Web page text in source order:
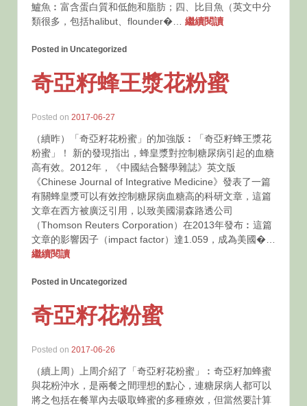
鱸魚︰富含蛋白質和低飽和脂肪；四、比目魚（英文中分
類很多，包括halibut、flounder�… 繼續閱讀
Posted in Uncategorized
奇亞籽蜂王漿花粉蜜
Posted on 2017-06-27
（續昨）「奇亞籽花粉蜜」的加強版︰「奇亞籽蜂王漿花
粉蜜」！ 新的發現指出，蜂皇漿對控制糖尿病引起的血糖
高有效。2012年，《中國結合醫學雜誌》英文版
《Chinese Journal of Integrative Medicine》發表了一篇
有關蜂皇漿可以有效控制糖尿病血糖高的科研文章，這篇
文章在西方被廣泛引用，以致美國湯森路透公司
（Thomson Reuters Corporation）在2013年發布︰這篇
文章的影響因子（impact factor）達1.059，成為美國�…
繼續閱讀
Posted in Uncategorized
奇亞籽花粉蜜
Posted on 2017-06-26
（續上周）上周介紹了「奇亞籽花粉蜜」︰奇亞籽加蜂蜜
與花粉沖水，是兩餐之間理想的點心，連糖尿病人都可以
將之包括在餐單內去吸取蜂蜜的多種療效，但當然要計算